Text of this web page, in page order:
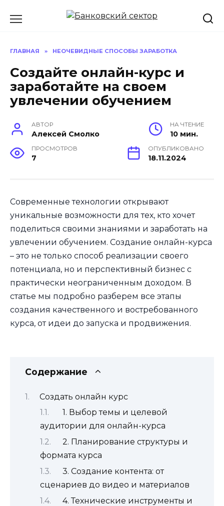
ГЛАВНАЯ » НЕОЧЕВИДНЫЕ СПОСОБЫ ЗАРАБОТКА
Создайте онлайн-курс и
заработайте на своем
увлечении обучением
АВТОР
Алексей Смолко
НА ЧТЕНИЕ
10 мин.
ПРОСМОТРОВ
7
ОПУБЛИКОВАНО
18.11.2024
Современные технологии открывают
уникальные возможности для тех, кто хочет
поделиться своими знаниями и заработать на
увлечении обучением. Создание онлайн-курса
– это не только способ реализации своего
потенциала, но и перспективный бизнес с
практически неограниченным доходом. В
статье мы подробно разберем все этапы
создания качественного и востребованного
курса, от идеи до запуска и продвижения.
Содержание
Создать онлайн курс
1. Выбор темы и целевой
аудитории для онлайн-курса
2. Планирование структуры и
формата курса
3. Создание контента: от
сценариев до видео и материалов
4. Технические инструменты и